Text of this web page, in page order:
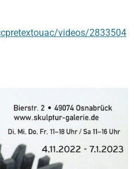
videos/2833504